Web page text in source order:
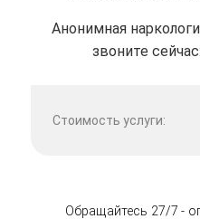
Анонимная
звоните сейчас:
Стоимость услуги:
Обращайтесь 27/7 -